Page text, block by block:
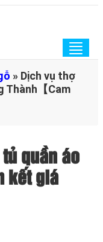
» Dịch vụ thợ
Thành【Cam
quần áo
kết giá